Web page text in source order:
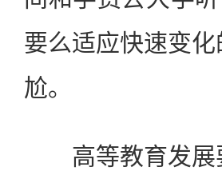
要么适应快速变
尬。
高等教育发展